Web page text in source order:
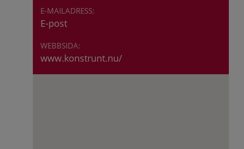
E-post
www.konstrunt.nu/